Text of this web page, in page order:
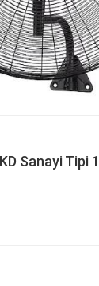
Sanayi Tipi